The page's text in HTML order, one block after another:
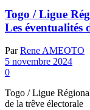
Togo / Ligue
Les éventualités
Par Rene AMEOTO
5 novembre 2024
0
Togo / Ligue
de la trêve électorale